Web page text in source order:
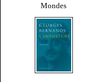
Mondes